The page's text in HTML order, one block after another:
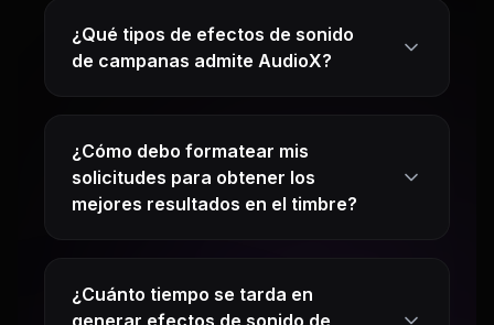
¿Qué tipos de efectos de sonido
de campanas admite AudioX?
¿Cómo debo formatear mis
solicitudes para obtener los
mejores resultados en el timbre?
¿Cuánto tiempo se tarda en
generar efectos de sonido de